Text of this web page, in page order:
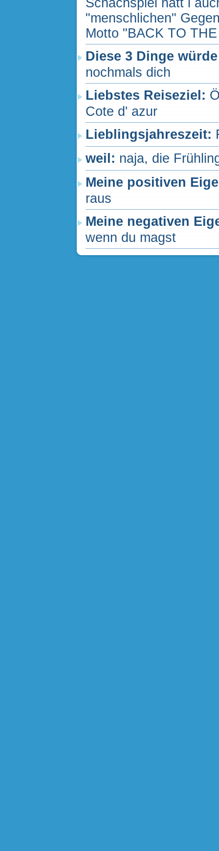
Schachspiel hätt i
"menschlichen"
Motto "BACK TO
Diese 3 Dinge
nochmals dich
Liebstes Reiseziel:
Cote d' azur
Lieblingsjahreszeit:
weil: naja, die
Meine positiven
raus
Meine negativen
wenn du magst